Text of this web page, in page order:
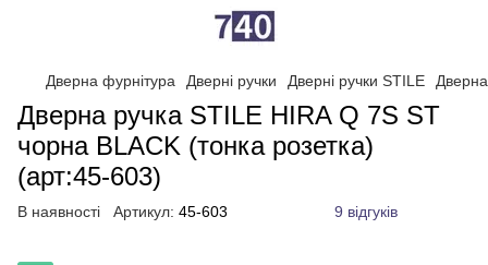
Дверна фурнітура Дверні ручки Дверні ручки STILE
Дверна ручка STILE HIRA Q 7S ST
чорна BLACK (тонка розетка)
(арт:45-603)
В наявності Артикул: 45-603 9 відгуків